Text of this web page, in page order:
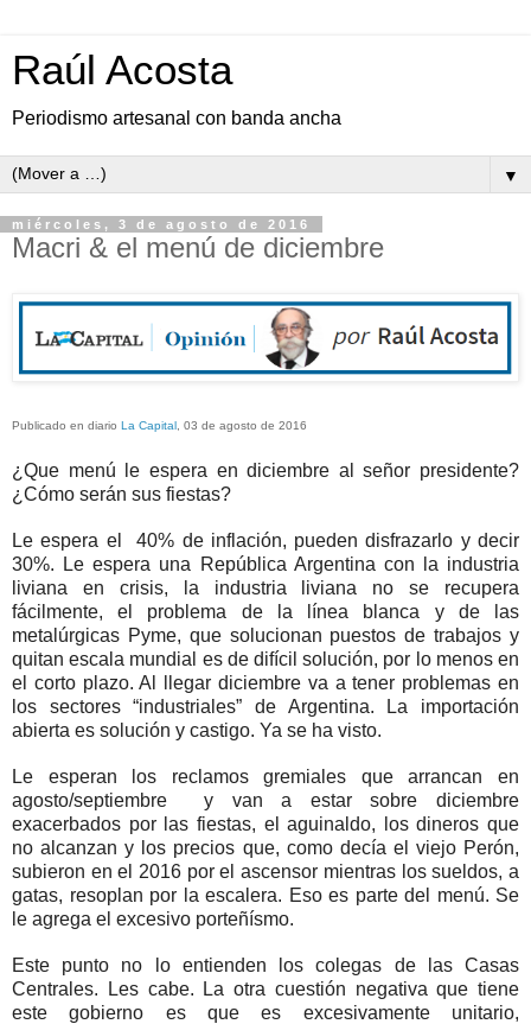
Raúl Acosta
Periodismo artesanal con banda ancha
▼
miércoles, 3 de agosto de 2016
Macri & el menú de diciembre
Publicado en diario La Capital , 03 de agosto de 2016
¿Que menú le espera en diciembre al señor presidente?
¿Cómo serán sus fiestas?
Le espera el 40% de inflación, pueden disfrazarlo y decir
30%. Le espera una República Argentina con la industria
liviana en crisis, la industria liviana no se recupera
fácilmente, el problema de la línea blanca y de las
metalúrgicas Pyme, que solucionan puestos de trabajos y
quitan escala mundial es de difícil solución, por lo menos en
el corto plazo. Al llegar diciembre va a tener problemas en
los sectores “industriales” de Argentina. La importación
abierta es solución y castigo. Ya se ha visto.
Le esperan los reclamos gremiales que arrancan en
agosto/septiembre y van a estar sobre diciembre
exacerbados por las fiestas, el aguinaldo, los dineros que
no alcanzan y los precios que, como decía el viejo Perón,
subieron en el 2016 por el ascensor mientras los sueldos, a
gatas, resoplan por la escalera. Eso es parte del menú. Se
le agrega el excesivo porteñísmo.
Este punto no lo entienden los colegas de las Casas
Centrales. Les cabe. La otra cuestión negativa que tiene
este gobierno es que es excesivamente unitario,